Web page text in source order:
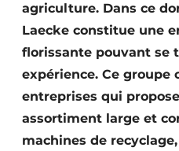
Contrôle d’accès
Éclairage
Fondations
Façades
agriculture. Dans ce
Laecke constitue une
florissante pouvant se
expérience. Ce groupe
entreprises qui
assortiment large et
machines de